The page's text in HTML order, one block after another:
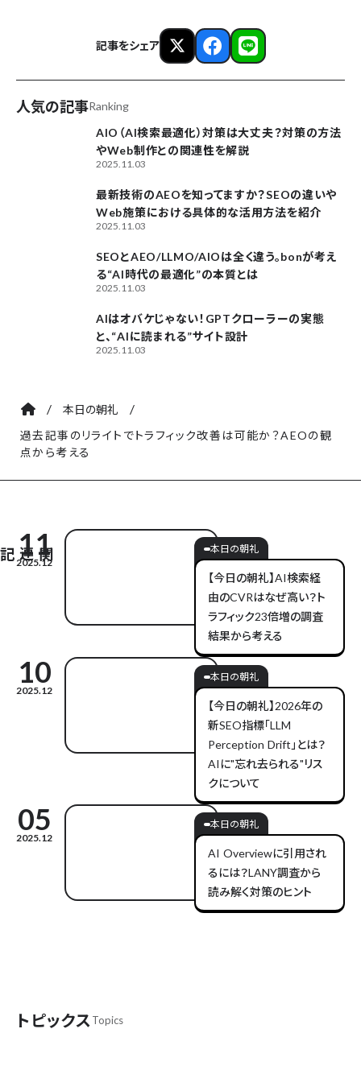
記事をシェア
人気の記事Ranking
AIO（AI検索最適化）対策は大丈夫？対策の方法
やWeb制作との関連性を解説
2025.11.03
最新技術のAEOを知ってますか？SEOの違いや
Web施策における具体的な活用方法を紹介
2025.11.03
SEOとAEO/LLMO/AIOは全く違う。bonが考え
る“AI時代の最適化”の本質とは
2025.11.03
AIはオバケじゃない！GPTクローラーの実態
と、“AIに読まれる”サイト設計
2025.11.03
/ 本日の朝礼 /
過去記事のリライトでトラフィック改善は可能か？AEOの観
点から考える
11
2025.12
本日の朝礼
【今日の朝礼】AI検索経
由のCVRはなぜ高い？ト
ラフィック23倍増の調査
結果から考える
10
2025.12
本日の朝礼
【今日の朝礼】2026年の
新SEO指標「LLM
Perception Drift」とは？
AIに"忘れ去られる"リス
クについて
05
2025.12
本日の朝礼
AI Overviewに引用され
るには？LANY調査から
読み解く対策のヒント
トピックスTopics